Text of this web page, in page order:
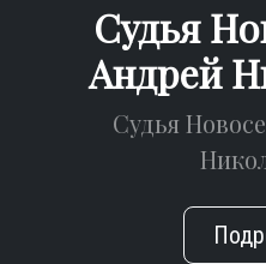
Судья
Андрей
Судья